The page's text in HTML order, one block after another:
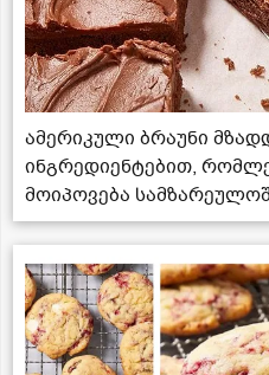
ამერიკული ბრაუნი
ინგრედიენტებით,
მოიპოვება